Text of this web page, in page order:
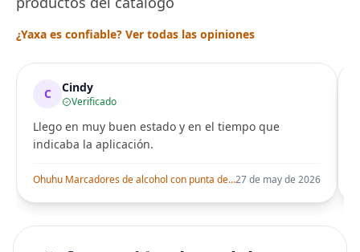
¿Yaxa es confiable? Ver todas las opiniones
C Cindy
Verificado
Llego en muy buen estado y en el tiempo que
indicaba la aplicación.
Ohuhu Marcadores de alcohol con punta de pincel – Juego de marcadores artísticos de doble punta con certificación AP para artistas adultos27 de may de 2026